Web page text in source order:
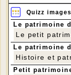
Quizz images
Le patrimoine
Le petit
Le patrimoine
Histoire et
Petit